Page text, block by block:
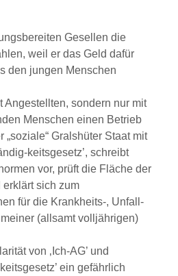
Gesellen die
weil er das Geld dafür
den jungen Menschen
Angestellten, sondern nur mit
Menschen einen Betrieb
„soziale“ Gralshüter Staat mit
keitsgesetz’, schreibt
vor, prüft die Fläche der
erklärt sich zum
für die Krankheits-, Unfall-
(allsamt volljährigen)
von ‚Ich-AG’ und
ein gefährlich